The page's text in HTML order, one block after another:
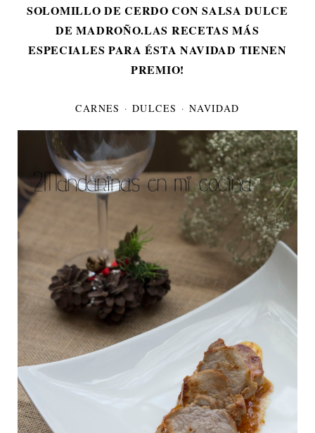
SOLOMILLO DE CERDO CON SALSA DULCE
DE MADROÑO.LAS RECETAS MÁS
ESPECIALES PARA ÉSTA NAVIDAD TIENEN
PREMIO!
CARNES ·DULCES · NAVIDAD